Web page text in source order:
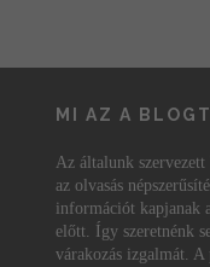
MI AZ A
Az általunk
az olvasás
információt kapjanak
előtt. Így szeretnénk
várakozás izgalmát.